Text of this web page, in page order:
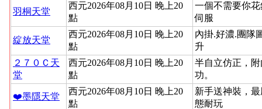
羽桐天堂
西元2026年08月10日 晚上20
點
一個不需要你
伺服
綻放天堂
西元2026年08月10日 晚上20
點
內掛.好濃.團隊
升
２７０Ｃ天
堂
西元2026年08月10日 晚上20
點
半自立仿正，
功。
❤️墨隱天堂
西元2026年08月10日 晚上20
點
新手送神裝，
態耐玩